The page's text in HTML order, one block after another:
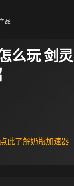
品
么玩 剑
此了解奶瓶加速器